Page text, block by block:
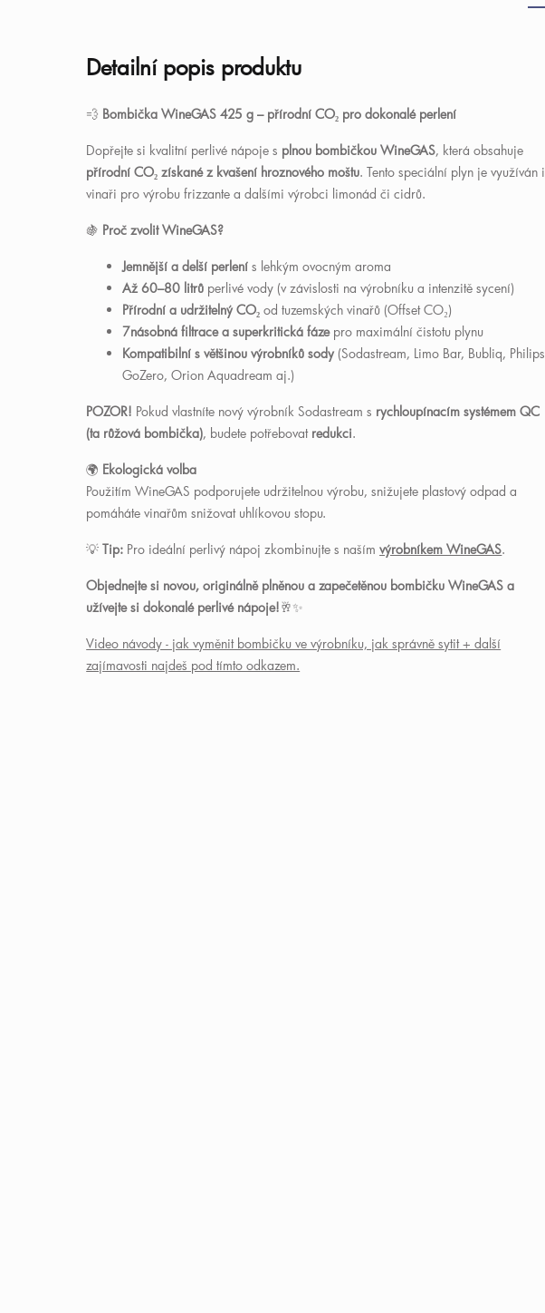
Detailní popis produktu
💨 Bombička WineGAS 425 g – přírodní CO₂ pro dokonalé perlení
Dopřejte si kvalitní perlivé nápoje s plnou bombičkou WineGAS, která obsahuje
přírodní CO₂ získané z kvašení hroznového moštu. Tento speciální plyn je využíván i
vinaři pro výrobu frizzante a dalšími výrobci limonád či cidrů.
🍇 Proč zvolit WineGAS?
Jemnější a delší perlení s lehkým ovocným aroma
Až 60–80 litrů perlivé vody (v závislosti na výrobníku a intenzitě sycení)
Přírodní a udržitelný CO₂ od tuzemských vinařů (Offset CO₂)
7násobná filtrace a superkritická fázepro maximální čistotu plynu
Kompatibilní s většinou výrobníků sody (Sodastream, Limo Bar, Bubliq, Philips
GoZero, Orion Aquadream aj.)
POZOR! Pokud vlastníte nový výrobník Sodastream s rychloupínacím systémem QC
(ta růžová bombička), budete potřebovat redukci.
🌍 Ekologická volba
Použitím WineGAS podporujete udržitelnou výrobu, snižujete plastový odpad a
pomáháte vinařům snižovat uhlíkovou stopu.
💡 Tip: Pro ideální perlivý nápoj zkombinujte s našímvýrobníkem WineGAS.
Objednejte si novou, originálně plněnou a zapečetěnou bombičku WineGAS a
užívejte si dokonalé perlivé nápoje!🥂✨
Video návody - jak vyměnit bombičku ve výrobníku, jak správně sytit + další
zajímavosti najdeš pod tímto odkazem.